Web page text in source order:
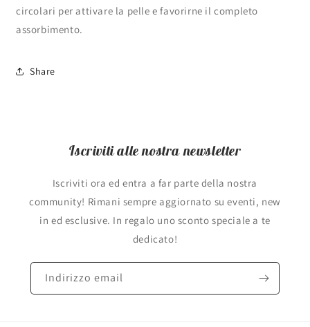
circolari per attivare la pelle e favorirne il completo
assorbimento.
Share
Iscriviti alle nostra newsletter
Iscriviti ora ed entra a far parte della nostra
community! Rimani sempre aggiornato su eventi, new
in ed esclusive. In regalo uno sconto speciale a te
dedicato!
Indirizzo email